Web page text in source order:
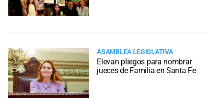
ASAMBLEA LEGISLATIVA
Elevan pliegos para nombrar
jueces de Familia en Santa Fe